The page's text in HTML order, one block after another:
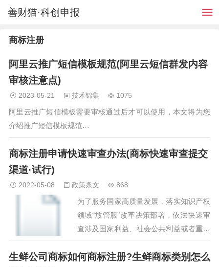
善财猫·科创申报
商标注册
阿里云推广短信模板规范(阿里云短信群发内容
审核注意点)
2023-05-21 技术锦集 1075
阿里云推广短信模板需要审核通过后才可以使用，本文将为您
介绍推广短信模板规范…
商标注册申请快速审查办法(商标快速审查提交
渠道·试行)
2022-05-08 政策条文 868
为了服务国家高质量发展，落实知识产权
领域“放管服”改革决策部署，依法快速审
查涉及国家利益、社会公共利益或者重大
区域发展战略的商标注册申请，根据《中
华人民共和国商标法》和《中华人民共和
生鲜公司商标如何商标注册?生鲜商标类别怎么